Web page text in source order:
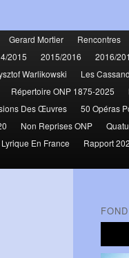
Gerard Mortier Rencontres
2015 2015/2016 2016/
Warlikowski Les
Répertoire ONP 1875-2025
Des Œuvres 50 Opéras
Non Reprises ONP
Lyrique En France Rapport